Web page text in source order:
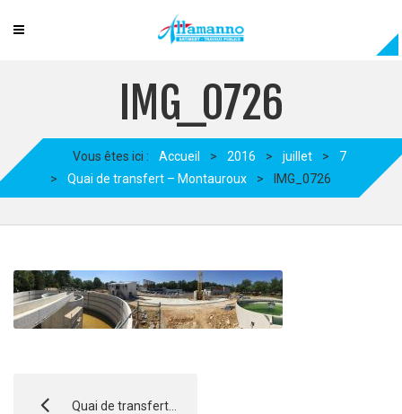
IMG_0726
Vous êtes ici : Accueil > 2016 > juillet >
7
>
Quai de transfert – Montauroux > IMG_0726
Quai de transfert – Montauroux